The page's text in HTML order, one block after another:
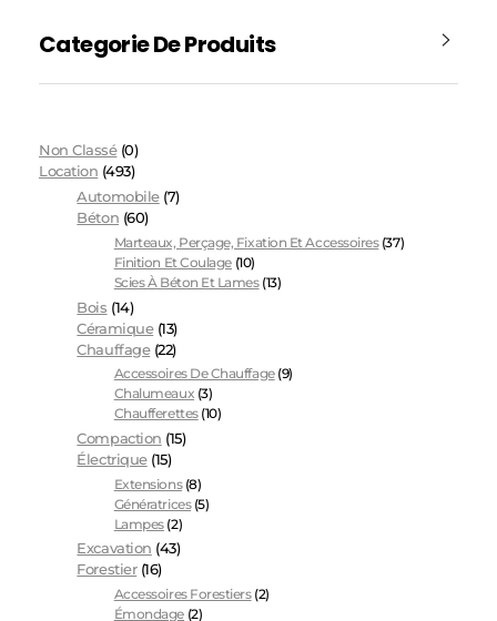
Categorie De Produits
Non Classé (0)
Location (493)
Automobile (7)
Béton (60)
Marteaux, Perçage, Fixation Et Accessoires (37)
Finition Et Coulage (10)
Scies À Béton Et Lames (13)
Bois (14)
Céramique (13)
Chauffage (22)
Accessoires De Chauffage (9)
Chalumeaux (3)
Chaufferettes (10)
Compaction (15)
Électrique (15)
Extensions (8)
Génératrices (5)
Lampes (2)
Excavation (43)
Forestier (16)
Accessoires Forestiers (2)
Émondage (2)